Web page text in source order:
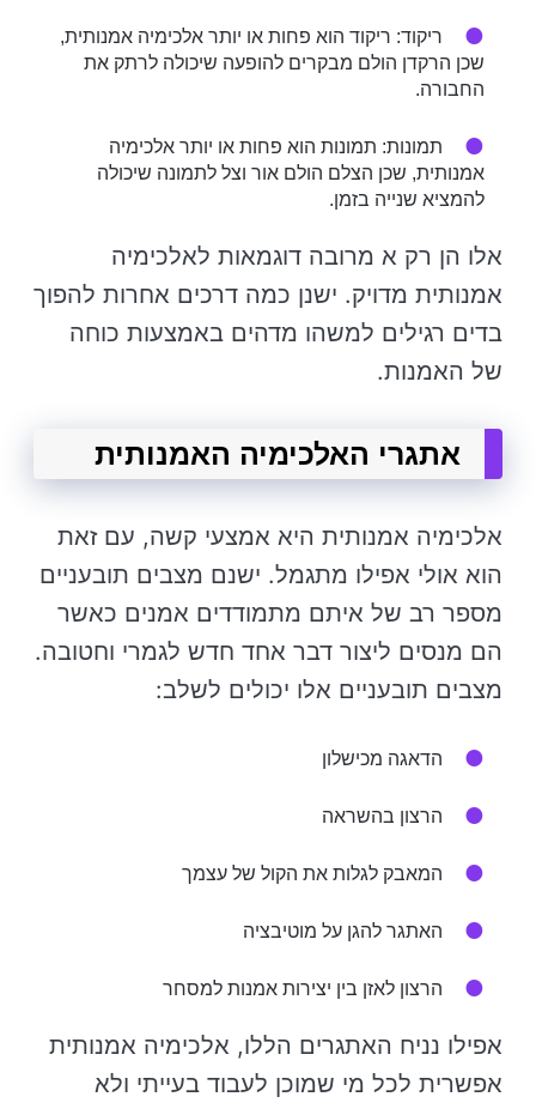
ריקוד: ריקוד הוא פחות או יותר אלכימיה אמנותית,
שכן הרקדן הולם מבקרים להופעה שיכולה לרתק את
החבורה.
תמונות: תמונות הוא פחות או יותר אלכימיה
אמנותית, שכן הצלם הולם אור וצל לתמונה שיכולה
להמציא שנייה בזמן.
אלו הן רק א מרובה דוגמאות לאלכימיה
אמנותית מדויק. ישנן כמה דרכים אחרות להפוך
בדים רגילים למשהו מדהים באמצעות כוחה
של האמנות.
אתגרי האלכימיה האמנותית
אלכימיה אמנותית היא אמצעי קשה, עם זאת
הוא אולי אפילו מתגמל. ישנם מצבים תובעניים
מספר רב של איתם מתמודדים אמנים כאשר
הם מנסים ליצור דבר אחד חדש לגמרי וחטובה.
מצבים תובעניים אלו יכולים לשלב:
הדאגה מכישלון
הרצון בהשראה
המאבק לגלות את הקול של עצמך
האתגר להגן על מוטיבציה
הרצון לאזן בין יצירות אמנות למסחר
אפילו נניח האתגרים הללו, אלכימיה אמנותית
אפשרית לכל מי שמוכן לעבוד בעייתי ולא